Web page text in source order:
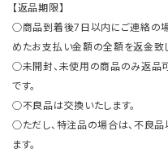
【返品期限】
○商品到着後7日以内にご連絡の
めたお支払い金額の全額を返金致
○未開封、未使用の商品のみ返品
です。
○不良品は交換いたします。
○ただし、特注品の場合は、不良
ます。